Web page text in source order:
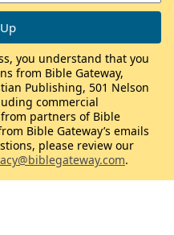
you understand that you
from Bible Gateway,
Publishing, 501 Nelson
commercial
partners of Bible
Bible Gateway’s emails
please review our
.